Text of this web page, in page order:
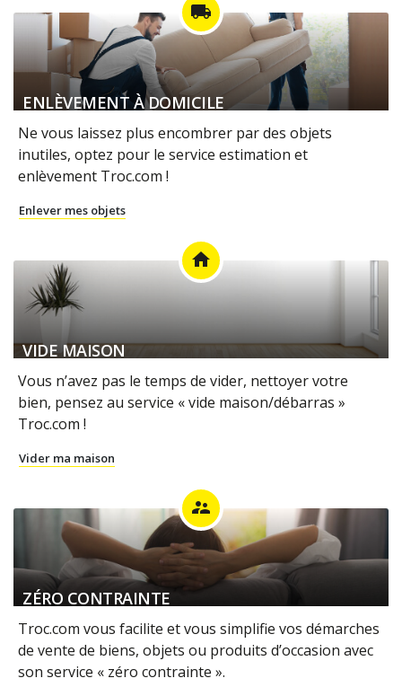
local_shipping
ENLÈVEMENT À DOMICILE
Ne vous laissez plus encombrer par des objets
inutiles, optez pour le service estimation et
enlèvement Troc.com !
Enlever mes objets
home
VIDE MAISON
Vous n’avez pas le temps de vider, nettoyer votre
bien, pensez au service « vide maison/débarras »
Troc.com !
Vider ma maison
supervisor_account
ZÉRO CONTRAINTE
Troc.com vous facilite et vous simplifie vos démarches
de vente de biens, objets ou produits d’occasion avec
son service « zéro contrainte ».